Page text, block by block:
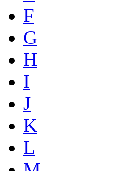
F
G
H
I
J
K
L